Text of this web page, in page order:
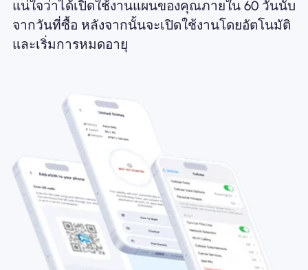
แน่ใจว่าได้เปิดใช้งานแผนของคุณภายใน 60 วันนับ
จากวันที่ซื้อ หลังจากนั้นจะเปิดใช้งานโดยอัตโนมัติ
และเริ่มการหมดอายุ